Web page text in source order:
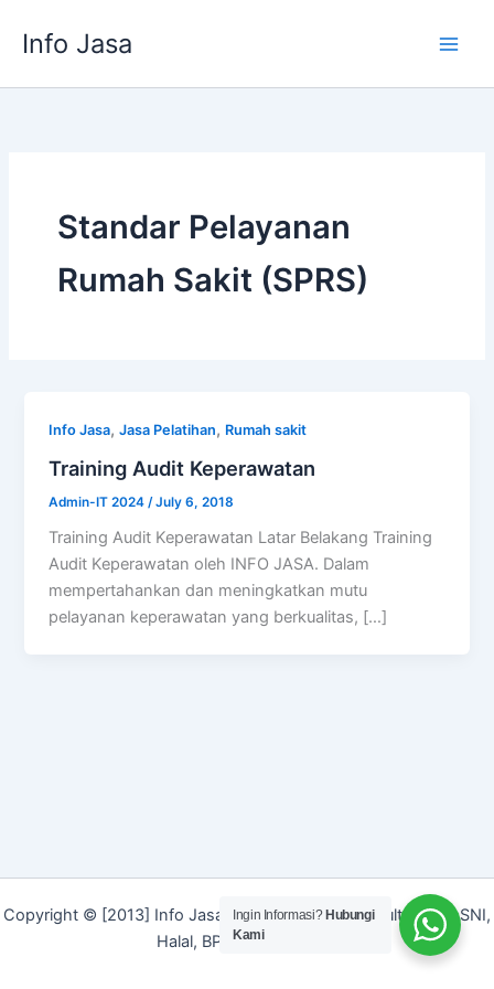
Info Jasa
Standar Pelayanan
Rumah Sakit (SPRS)
Info Jasa,Jasa Pelatihan, Rumah sakit
Training Audit Keperawatan
Admin-IT 2024 /July 6, 2018
Training Audit Keperawatan Latar Belakang Training
Audit Keperawatan oleh INFO JASA. Dalam
mempertahankan dan meningkatkan mutu
pelayanan keperawatan yang berkualitas, […]
Copyright © [2013] Info Jasa | Layanan Jasa Konsultan ISO, SNI,
Halal, BPOM dan Merek]
Ingin Informasi? Hubungi
Kami